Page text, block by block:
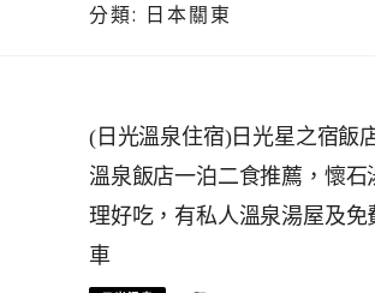
分類: 日本關東
(日光溫泉住宿)日光星之宿飯
溫泉飯店一泊二食推薦，懷石
理好吃，有私人溫泉湯屋及免
車